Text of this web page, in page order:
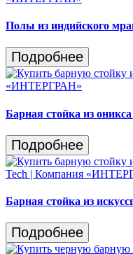
Полы из индийского
Подробнее
Барная стойка из оникса
Подробнее
Барная стойка из
Подробнее